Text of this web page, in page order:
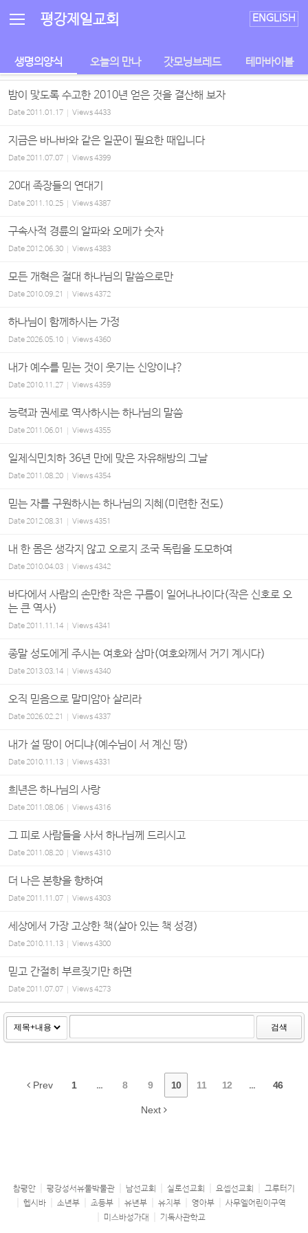
평강제일교회 ENGLISH
생명의양식 오늘의 만나 갓모닝브레드 테마바이블
밤이 맟도록 수고한 2010년 얻은 것을 결산해 보자
Date2011.01.17 Views4433
지금은 바나바와 같은 일꾼이 필요한 때입니다
Date2011.07.07 Views4399
20대 족장들의 연대기
Date2011.10.25 Views4387
구속사적 경륜의 알파와 오메가 숫자
Date2012.06.30 Views4383
모든 개혁은 절대 하나님의 말씀으로만
Date2010.09.21 Views4372
하나님이 함께하시는 가정
Date2026.05.10 Views4360
내가 예수를 믿는 것이 웃기는 신앙이냐?
Date2010.11.27 Views4359
능력과 권세로 역사하시는 하나님의 말씀
Date2011.06.01 Views4355
일제식민치하 36년 만에 맞은 자유해방의 그날
Date2011.08.20 Views4354
믿는 자를 구원하시는 하나님의 지혜(미련한 전도)
Date2012.08.31 Views4351
내 한 몸은 생각지 않고 오로지 조국 독립을 도모하여
Date2010.04.03 Views4342
바다에서 사람의 손만한 작은 구름이 일어나나이다(작은 신호로 오
는 큰 역사)
Date2011.11.14 Views4341
종말 성도에게 주시는 여호와 삼마(여호와께서 거기 계시다)
Date2013.03.14 Views4340
오직 믿음으로 말미암아 살리라
Date2026.02.21 Views4337
내가 설 땅이 어디냐(예수님이 서 계신 땅)
Date2010.11.13 Views4331
희년은 하나님의 사랑
Date2011.08.06 Views4316
그 피로 사람들을 사서 하나님께 드리시고
Date2011.08.20 Views4310
더 나은 본향을 향하여
Date2011.11.07 Views4303
세상에서 가장 고상한 책(살아 있는 책 성경)
Date2010.11.13 Views4300
믿고 간절히 부르짖기만 하면
Date2011.07.07 Views4273
검색
Prev 1 ... 8 9 10 11 12 ... 46
Next
참평안 평강성서유물박물관 남선교회 실로선교회 요셉선교회
그루터기
헵시바
소년부 초등부 유년부 유치부 영아부
사무엘어린이구역
미스바성가대
기독사관학교